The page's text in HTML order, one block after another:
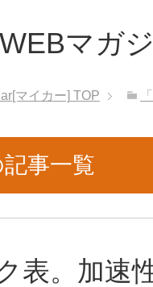
マガ
マイカー] TOP
記事一覧
表。加速